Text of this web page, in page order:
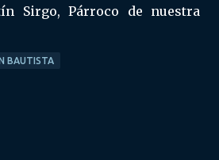
Sirgo, Párroco de nuestra
BAUTISTA